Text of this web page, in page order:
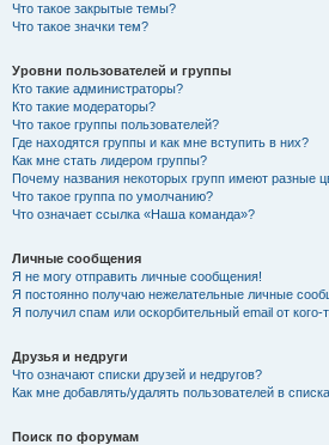
Что такое закрытые темы?
Что такое значки тем?
Уровни пользователей и группы
Кто такие администраторы?
Кто такие модераторы?
Что такое группы пользователей?
Где находятся группы и как мне вступить в них?
Как мне стать лидером группы?
Почему названия некоторых групп имеют разные
Что такое группа по умолчанию?
Что означает ссылка «Наша команда»?
Личные сообщения
Я не могу отправить личные сообщения!
Я постоянно получаю нежелательные личные
Я получил спам или оскорбительный email от кого-
Друзья и недруги
Что означают списки друзей и недругов?
Как мне добавлять/удалять пользователей в
Поиск по форумам